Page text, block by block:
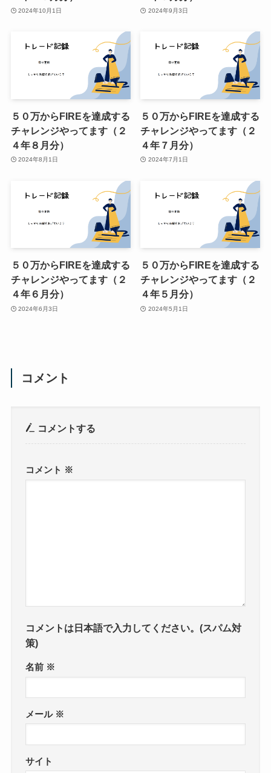
2024年10月1日 2024年9月3日
５０万からFIREを達成する
チャレンジやってます（２
４年８月分）
2024年8月1日
５０万からFIREを達成する
チャレンジやってます（２
４年７月分）
2024年7月1日
５０万からFIREを達成する
チャレンジやってます（２
４年６月分）
2024年6月3日
５０万からFIREを達成する
チャレンジやってます（２
４年５月分）
2024年5月1日
コメント
コメントする
コメント ※
コメントは日本語で入力してください。(スパム対
策)
名前 ※
メール ※
サイト